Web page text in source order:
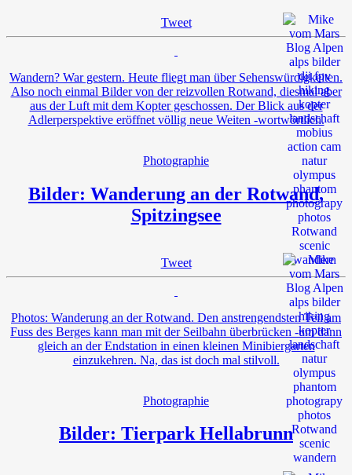
Tweet
Wandern? War gestern. Heute fliegt man über Sehenswürdigkeiten.
Also noch einmal Bilder von der reizvollen Rotwand, diesmal aber
aus der Luft mit dem Kopter geschossen. Der Blick aus der
Adlerperspektive eröffnet völlig neue Weiten -wortwörtlich.
Photographie
Bilder: Wanderung an der Rotwand,
Spitzingsee
Tweet
Photos: Wanderung an der Rotwand. Den anstrengendsten Teil am
Fuss des Berges kann man mit der Seilbahn überbrücken -um dann
gleich an der Endstation in einen kleinen Minibiergarten
einzukehren. Na, das ist doch mal stilvoll.
Photographie
Bilder: Tierpark Hellabrunn